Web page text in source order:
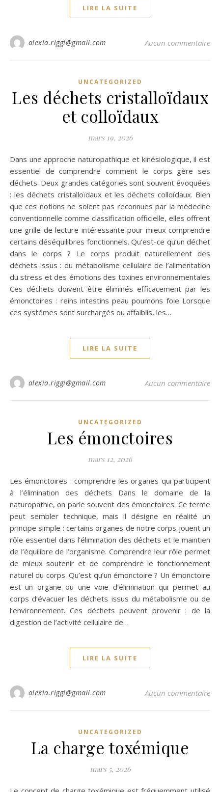
LIRE LA SUITE
alexia.riggi@gmail.com Aucun commentaire
UNCATEGORIZED
Les déchets cristalloïdaux
et colloïdaux
mars 19, 2026
Dans une approche naturopathique et kinésiologique, il est
essentiel de comprendre comment le corps gère ses
déchets. Deux grandes catégories sont souvent évoquées
: les déchets cristalloïdaux et les déchets colloïdaux. Bien
que ces notions ne soient pas reconnues par la médecine
conventionnelle comme classification officielle, elles offrent
une grille de lecture intéressante pour mieux comprendre
certains déséquilibres fonctionnels. Qu’est-ce qu’un déchet
dans le corps ? Le corps produit naturellement des
déchets issus : du métabolisme cellulaire de l’alimentation
du stress et des émotions des toxines environnementales
Ces déchets doivent être éliminés efficacement par les
émonctoires : reins intestins peau poumons foie Lorsque
ces systèmes sont surchargés ou affaiblis, les…
LIRE LA SUITE
alexia.riggi@gmail.com Aucun commentaire
UNCATEGORIZED
Les émonctoires
mars 12, 2026
Les émonctoires : comprendre les organes qui participent
à l’élimination des déchets Dans le domaine de la
naturopathie, on parle souvent des émonctoires. Ce terme
peut sembler technique, mais il désigne en réalité un
principe simple : certains organes de notre corps jouent un
rôle essentiel dans l’élimination des déchets et le maintien
de l’équilibre de l’organisme. Comprendre leur rôle permet
de mieux soutenir et de comprendre le fonctionnement
naturel du corps. Qu’est qu’un émonctoire ? Un émonctoire
est un organe ou une voie d’élimination qui permet au
corps d’évacuer les déchets issus du métabolisme ou de
l’environnement. Ces déchets peuvent provenir : de la
digestion de l’activité cellulaire de…
LIRE LA SUITE
alexia.riggi@gmail.com Aucun commentaire
UNCATEGORIZED
La charge toxémique
mars 5, 2026